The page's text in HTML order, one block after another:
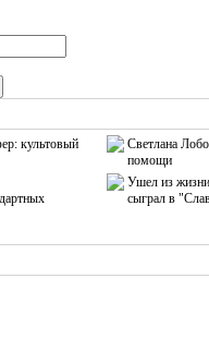
культовый
Светлана
помощи
Ушел из жизни
сыграл в